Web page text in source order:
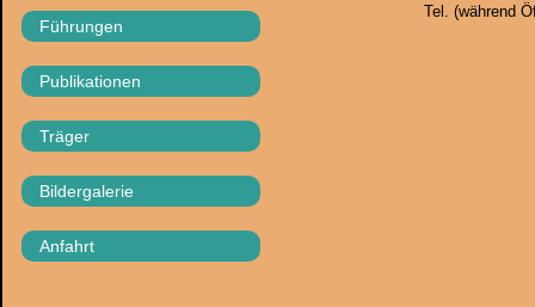
Führungen
Publikationen
Träger
Bildergalerie
Anfahrt
Tel. (während